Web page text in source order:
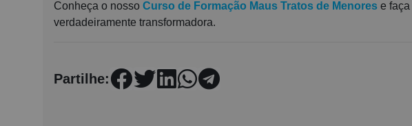
Conheça o nosso Curso de Formação Maus Tratos de Menores e
verdadeiramente transformadora.
Partilhe: